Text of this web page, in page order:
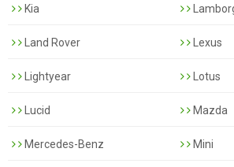
Kia
Land Rover Lexus
Lightyear Lotus
Lucid Mazda
Mercedes-Benz Mini